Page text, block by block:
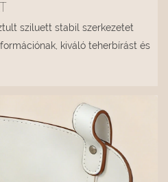
sziluett stabil szerkezetet
kiváló teherbírást és